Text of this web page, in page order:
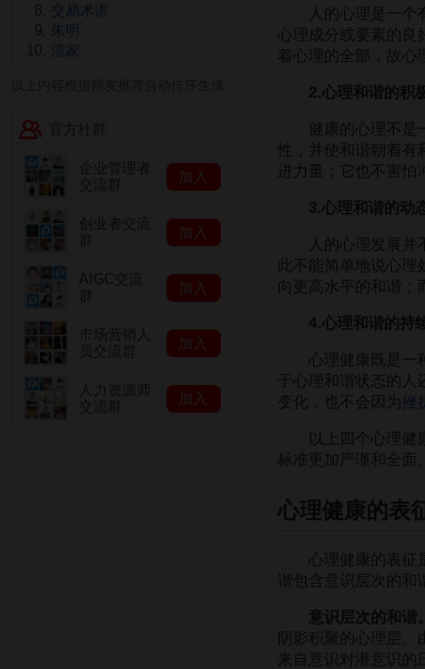
人的心理是一个有
心理成分或要素的良
着心理的全部，故
2.心理和谐的积
健康的心理不是一
性，并使和谐朝着
进力量；它也不害怕
3.心理和谐的动
人的心理发展并不
此不能简单地说心
向更高水平的和谐；
4.心理和谐的持
心理健康既是一种
于心理和谐状态的
变化，也不会因为
挫
以上四个心理健康
标准更加严谨和全
心理健康的表
心理健康的表征是
谐包含意识层次的和
意识层次的和谐。
阴影积聚的心理层
来自意识对潜意识
交易术语
朱明
流家
加入
加入
加入
加入
加入